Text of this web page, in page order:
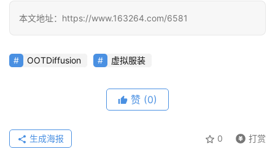
本文地址：https://www.163264.com/6581
OOTDiffusion 虚拟服装
赞 (0)
0 打赏
生成海报